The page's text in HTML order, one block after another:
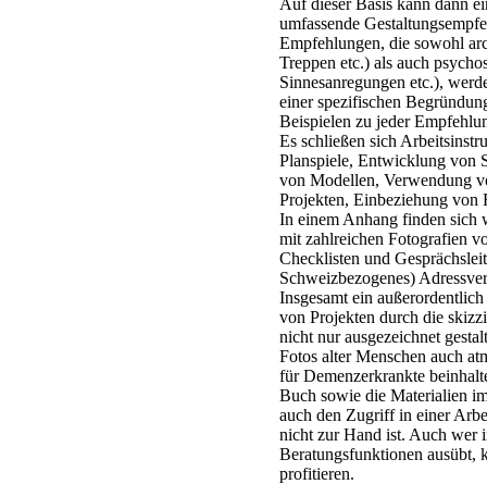
Auf dieser Basis kann dann
umfassende
Empfehlungen, die sowohl
Treppen etc.) als auch
Sinnesanregungen etc.),
einer spezifischen
Beispielen zu jeder
Es schließen sich
Planspiele, Entwicklung von
von Modellen, Verwendung
Projekten, Einbeziehung von
In einem Anhang finden sich
mit zahlreichen Fotografien
Checklisten und
Schweizbezogenes)
Insgesamt ein
von Projekten durch die
nicht nur ausgezeichnet
Fotos alter Menschen auch
für Demenzerkrankte
Buch sowie die Materialien
auch den Zugriff in einer
nicht zur Hand ist. Auch wer
Beratungsfunktionen ausübt,
profitieren.